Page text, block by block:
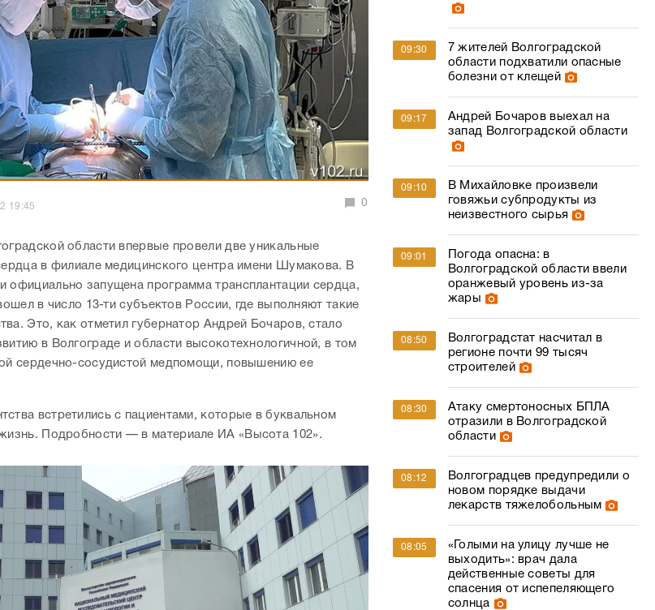
19:45 0
области впервые провели две уникальные
в филиале медицинского центра имени Шумакова. В
официально запущена программа трансплантации сердца,
в число 13-ти субъектов России, где выполняют такие
Это, как отметил губернатор Андрей Бочаров, стало
в Волгограде и области высокотехнологичной, в том
сердечно-сосудистой медпомощи, повышению ее
встретились с пациентами, которые в буквальном
Подробности — в материале ИА «Высота 102».
09:30
7 жителей Волгоградской
области подхватили опасные
болезни от клещей
09:17
Андрей Бочаров выехал на
запад Волгоградской области
09:10
В Михайловке произвели
говяжьи субпродукты из
неизвестного сырья
09:01
Погода опасна: в
Волгоградской области ввели
оранжевый уровень из-за
жары
08:50
Волгоградстат насчитал в
регионе почти 99 тысяч
строителей
08:30
Атаку смертоносных БПЛА
отразили в Волгоградской
области
08:12
Волгоградцев предупредили о
новом порядке выдачи
лекарств тяжелобольным
08:05
«Голыми на улицу лучше не
выходить»: врач дала
действенные советы для
спасения от испепеляющего
солнца